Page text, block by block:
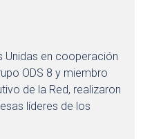
Unidas en cooperación
ODS 8 y miembro
de la Red, realizaron
líderes de los